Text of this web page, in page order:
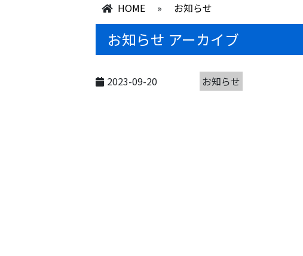
HOME » お知らせ
お知らせ アーカイブ
2023-09-20 お知らせ